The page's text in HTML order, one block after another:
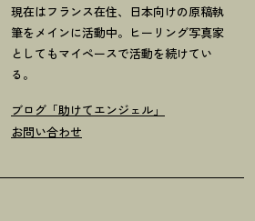
現在はフランス在住、日本向けの原稿執
筆をメインに活動中。ヒーリング写真家
としてもマイペースで活動を続けてい
る。
ブログ「助けてエンジェル」
お問い合わせ